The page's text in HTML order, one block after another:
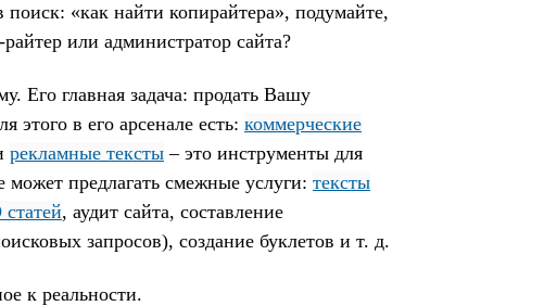
поиск: «как найти копирайтера», подумайте,
или администратор сайта?
Его главная задача: продать Вашу
этого в его арсенале есть: коммерческие
рекламные тексты – это инструменты для
предлагать смежные услуги: тексты
, аудит сайта, составление
запросов), создание буклетов и т. д.
к реальности.